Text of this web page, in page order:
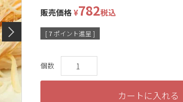
販売価格¥782税込
[ 7 ポイント進呈 ]
カートに入れる